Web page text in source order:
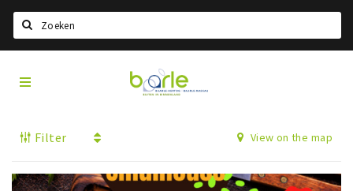
Home
Events
Information
Visit
Baarle
Filter View on the map